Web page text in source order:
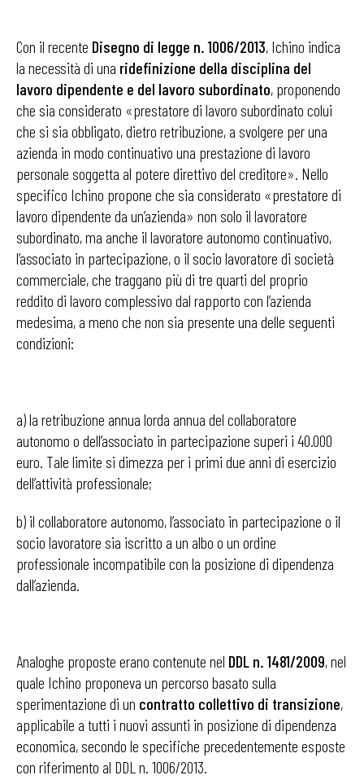
Con il recente Disegno di legge n. 1006/2013, Ichino indica
la necessità di una ridefinizione della disciplina del
lavoro dipendente e del lavoro subordinato, proponendo
che sia considerato «prestatore di lavoro subordinato colui
che si sia obbligato, dietro retribuzione, a svolgere per una
azienda in modo continuativo una prestazione di lavoro
personale soggetta al potere direttivo del creditore». Nello
specifico Ichino propone che sia considerato «prestatore di
lavoro dipendente da un’azienda» non solo il lavoratore
subordinato, ma anche il lavoratore autonomo continuativo,
l’associato in partecipazione, o il socio lavoratore di società
commerciale, che traggano più di tre quarti del proprio
reddito di lavoro complessivo dal rapporto con l’azienda
medesima, a meno che non sia presente una delle seguenti
condizioni:
a) la retribuzione annua lorda annua del collaboratore
autonomo o dell’associato in partecipazione superi i 40.000
euro. Tale limite si dimezza per i primi due anni di esercizio
dell’attività professionale;
b) il collaboratore autonomo, l’associato in partecipazione o il
socio lavoratore sia iscritto a un albo o un ordine
professionale incompatibile con la posizione di dipendenza
dall’azienda.
Analoghe proposte erano contenute nel DDL n. 1481/2009, nel
quale Ichino proponeva un percorso basato sulla
sperimentazione di un contratto collettivo di transizione,
applicabile a tutti i nuovi assunti in posizione di dipendenza
economica, secondo le specifiche precedentemente esposte
con riferimento al DDL n. 1006/2013.